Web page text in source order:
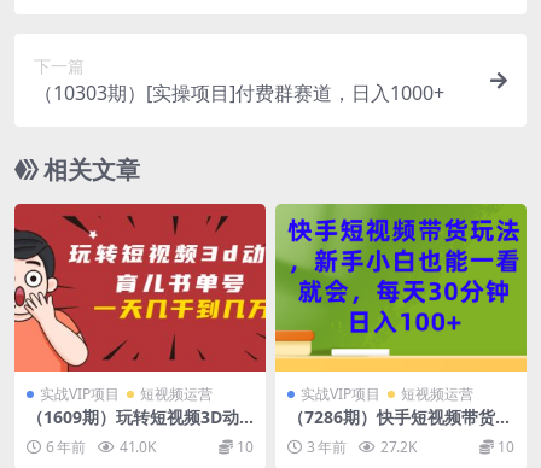
下一篇
（10303期）[实操项目]付费群赛道，日入1000+
相关文章
实战VIP项目 短视频运营
（1609期）玩转短视频3D动
画育儿书单号：实战操作一天
几千，好的时候一天几万收益
6 年前 41.0K 10
实战VIP项目 短视频运营
（7286期）快手短视频带货玩
法，新手小白也能一看就会，
每天30分钟日入100+
3 年前 27.2K 10